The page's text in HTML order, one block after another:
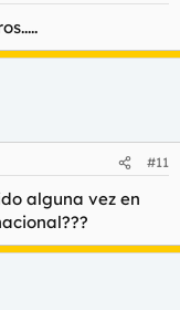
#11
alguna vez en